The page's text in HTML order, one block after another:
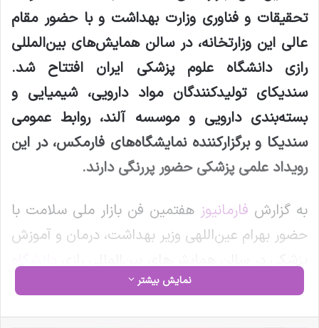
تحقیقات و فناوری وزارت بهداشت و با حضور مقام
عالی این وزارتخانه، در سالن همایش‌های بین‌المللی
رازی دانشگاه علوم پزشکی ایران افتتاح شد.
سندیکای تولیدکنندگان مواد دارویی،‌ شیمیایی و
بسته‌بندی دارویی و موسسه آلند، روابط عمومی
سندیکا و برگزارکننده نمایشگاه‌های فارمکس، در این
رویداد علمی پزشکی حضور پررنگی دارند.
به گزارش فارمانیوز هفتمین فن بازار ملی سلامت با
حضور بهرام عین‌اللهی وزیر بهداشت،‌ درمان و آموزش
علوم پزشکی ایران
افتتاح شد. دو سال وقفه در
نمایش بیشتر